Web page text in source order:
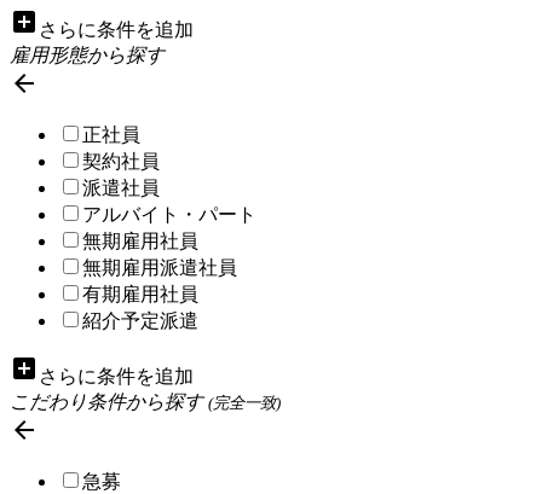
add_box さらに条件を追加
雇用形態から探す

正社員
契約社員
派遣社員
アルバイト・パート
無期雇用社員
無期雇用派遣社員
有期雇用社員
紹介予定派遣
add_box さらに条件を追加
こだわり条件から探す(完全一致)

急募